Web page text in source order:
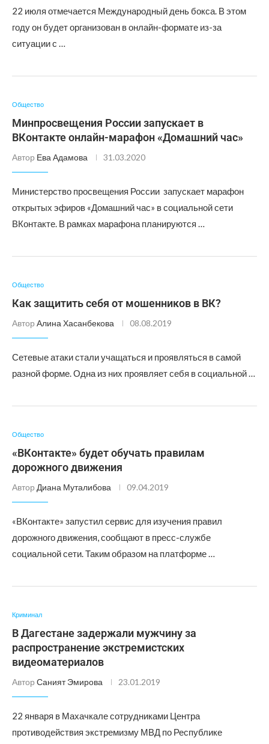
22 июля отмечается Международный день бокса. В этом
году он будет организован в онлайн-формате из-за
ситуации с …
Общество
Минпросвещения России запускает в
ВКонтакте онлайн-марафон «Домашний час»
Автор Ева Адамова 31.03.2020
Министерство просвещения России запускает марафон
открытых эфиров «Домашний час» в социальной сети
ВКонтакте. В рамках марафона планируются …
Общество
Как защитить себя от мошенников в ВК?
Автор Алина Хасанбекова 08.08.2019
Сетевые атаки стали учащаться и проявляться в самой
разной форме. Одна из них проявляет себя в социальной …
Общество
«ВКонтакте» будет обучать правилам
дорожного движения
Автор Диана Муталибова 09.04.2019
«ВКонтакте» запустил сервис для изучения правил
дорожного движения, сообщают в пресс-службе
социальной сети. Таким образом на платформе …
Криминал
В Дагестане задержали мужчину за
распространение экстремистских
видеоматериалов
Автор Саният Эмирова 23.01.2019
22 января в Махачкале сотрудниками Центра
противодействия экстремизму МВД по Республике